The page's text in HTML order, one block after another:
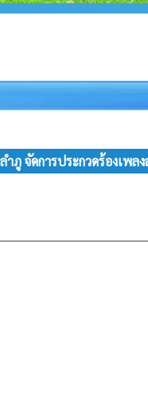
ำภู จัดการประกวดร้องเพ